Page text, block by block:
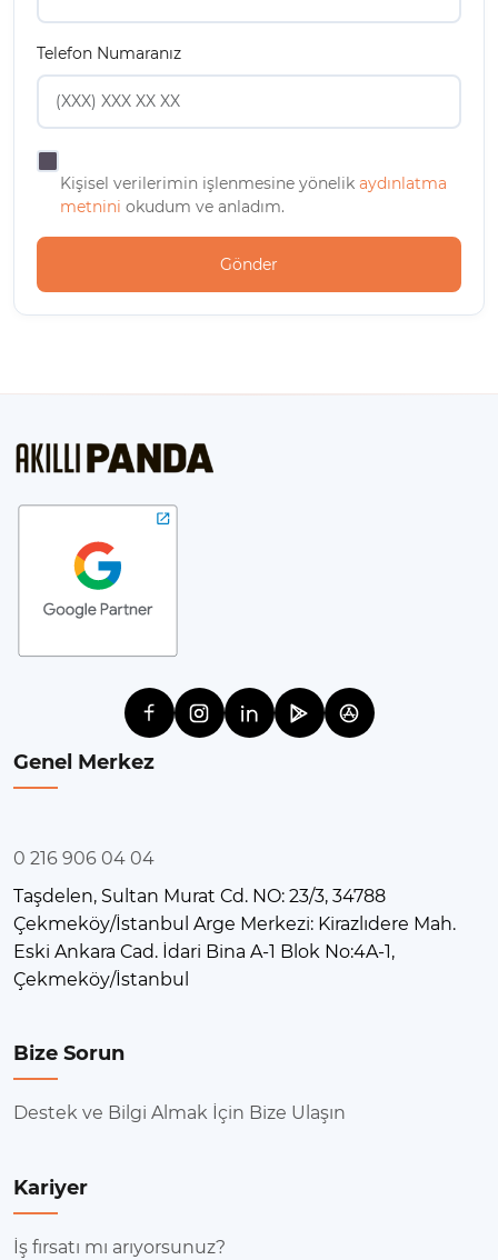
Telefon Numaranız
Kişisel verilerimin işlenmesine yönelik aydınlatma
metnini okudum ve anladım.
Gönder
Genel Merkez
0 216 906 04 04
Taşdelen, Sultan Murat Cd. NO: 23/3, 34788
Çekmeköy/İstanbul Arge Merkezi: Kirazlıdere Mah.
Eski Ankara Cad. İdari Bina A-1 Blok No:4A-1,
Çekmeköy/İstanbul
Bize Sorun
Destek ve Bilgi Almak İçin Bize Ulaşın
Kariyer
İş fırsatı mı arıyorsunuz?